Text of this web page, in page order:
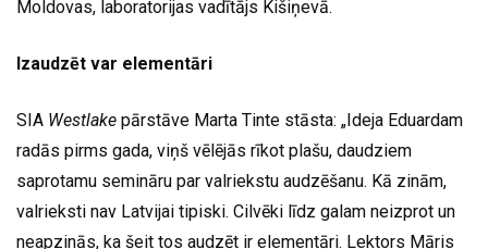
Moldovas, laboratorijas vadītājs Kišiņevā.
Izaudzēt var elementāri
SIA Westlake pārstāve Marta Tinte stāsta: „Ideja Eduardam
radās pirms gada, viņš vēlējās rīkot plašu, daudziem
saprotamu semināru par valriekstu audzēšanu. Kā zinām,
valrieksti nav Latvijai tipiski. Cilvēki līdz galam neizprot un
neapzinās, ka šeit tos audzēt ir elementāri. Lektors Māris